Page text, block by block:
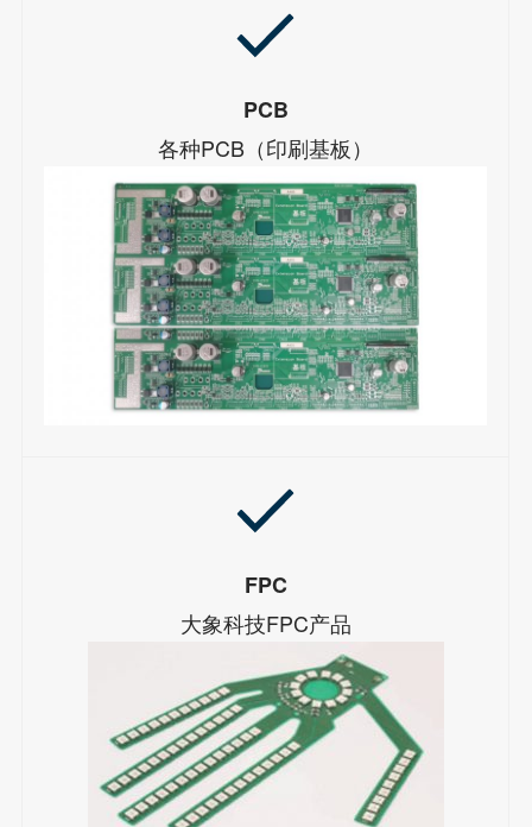
PCB
各种PCB（印刷基板）
FPC
大象科技FPC产品